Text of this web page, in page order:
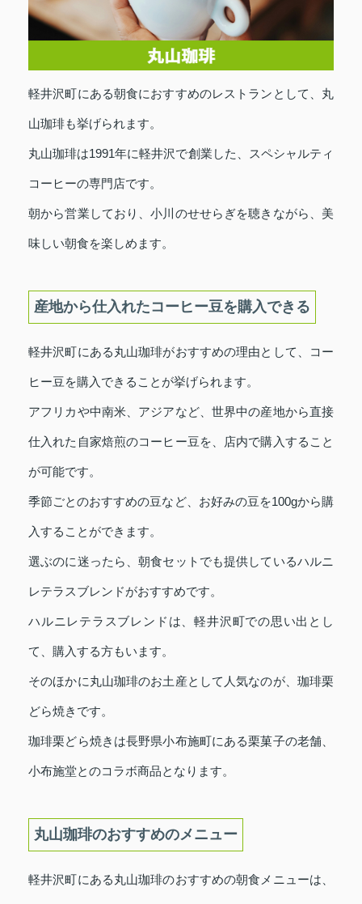
軽井沢町にある朝食におすすめのレストランとして、丸
山珈琲も挙げられます。
丸山珈琲は1991年に軽井沢で創業した、スペシャルティ
コーヒーの専門店です。
朝から営業しており、小川のせせらぎを聴きながら、美
味しい朝食を楽しめます。
産地から仕入れたコーヒー豆を購入できる
軽井沢町にある丸山珈琲がおすすめの理由として、コー
ヒー豆を購入できることが挙げられます。
アフリカや中南米、アジアなど、世界中の産地から直接
仕入れた自家焙煎のコーヒー豆を、店内で購入すること
が可能です。
季節ごとのおすすめの豆など、お好みの豆を100gから購
入することができます。
選ぶのに迷ったら、朝食セットでも提供しているハルニ
レテラスブレンドがおすすめです。
ハルニレテラスブレンドは、軽井沢町での思い出とし
て、購入する方もいます。
そのほかに丸山珈琲のお土産として人気なのが、珈琲栗
どら焼きです。
珈琲栗どら焼きは長野県小布施町にある栗菓子の老舗、
小布施堂とのコラボ商品となります。
丸山珈琲のおすすめのメニュー
軽井沢町にある丸山珈琲のおすすめの朝食メニューは、